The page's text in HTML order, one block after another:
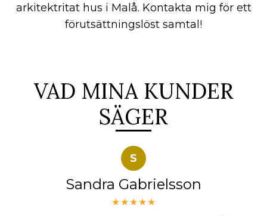
arkitektritat hus i Malå. Kontakta mig för ett
förutsättningslöst samtal!
VAD MINA KUNDER
SÄGER
S
Sandra Gabrielsson
★★★★★